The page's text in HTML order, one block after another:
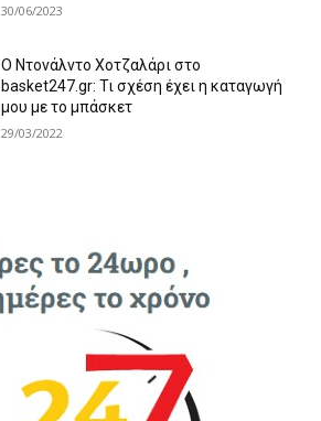
30/06/2023
Ο Ντονάλντο Χοτζαλάρι στο
basket247.gr: Τι σχέση έχει η καταγωγή
μου με το μπάσκετ
29/03/2022